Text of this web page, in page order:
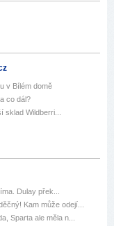
v Bílém domě
co dál?
Wildberri...
Dulay přek...
Kam může odejí...
Sparta ale měla n...